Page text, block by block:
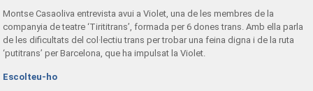
Montse Casaoliva entrevista avui a Violet, una de les membres de la
companyia de teatre ‘Tirititrans’, formada per 6 dones trans. Amb ella parla
de les dificultats del col·lectiu trans per trobar una feina digna i de la ruta
‘putitrans’ per Barcelona, que ha impulsat la Violet.
Esco lteu-ho